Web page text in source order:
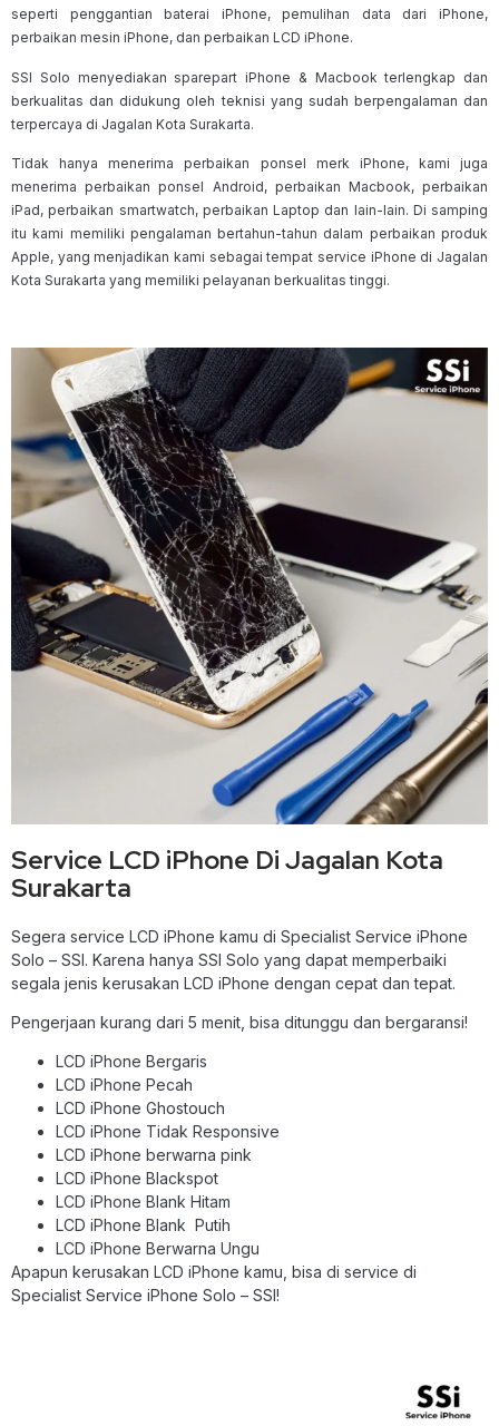
seperti penggantian baterai iPhone, pemulihan data dari iPhone,
perbaikan mesin iPhone, dan perbaikan LCD iPhone.
SSI Solo menyediakan sparepart iPhone & Macbook terlengkap dan
berkualitas dan didukung oleh teknisi yang sudah berpengalaman dan
terpercaya di Jagalan Kota Surakarta.
Tidak hanya menerima perbaikan ponsel merk iPhone, kami juga
menerima perbaikan ponsel Android, perbaikan Macbook, perbaikan
iPad, perbaikan smartwatch, perbaikan Laptop dan lain-lain. Di samping
itu kami memiliki pengalaman bertahun-tahun dalam perbaikan produk
Apple, yang menjadikan kami sebagai tempat service iPhone di Jagalan
Kota Surakarta yang memiliki pelayanan berkualitas tinggi.
Service LCD iPhone Di Jagalan Kota
Surakarta
Segera service LCD iPhone kamu di Specialist Service iPhone
Solo – SSI. Karena hanya SSI Solo yang dapat memperbaiki
segala jenis kerusakan LCD iPhone dengan cepat dan tepat.
Pengerjaan kurang dari 5 menit, bisa ditunggu dan bergaransi!
LCD iPhone Bergaris
LCD iPhone Pecah
LCD iPhone Ghostouch
LCD iPhone Tidak Responsive
LCD iPhone berwarna pink
LCD iPhone Blackspot
LCD iPhone Blank Hitam
LCD iPhone Blank Putih
LCD iPhone Berwarna Ungu
Apapun kerusakan LCD iPhone kamu, bisa di service di
Specialist Service iPhone Solo – SSI!